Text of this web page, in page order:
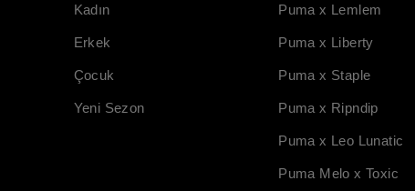
Kadın
Erkek
Çocuk
Yeni Sezon
Puma x Lemlem
Puma x Liberty
Puma x Staple
Puma x Ripndip
Puma x Leo Lunatic
Puma Melo x Toxic